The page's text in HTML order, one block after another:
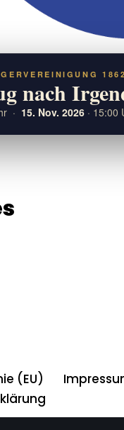
nach
· 15. Nov. 2026 ·
(EU)